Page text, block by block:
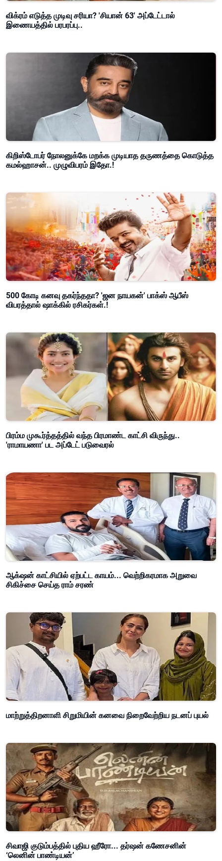
விக்ரம் எடுத்த முடிவு சரியா? 'சியான் 63' அப்டேட்டால்
இணையத்தில் பரபரப்பு..
கிறிஸ்டோபர் நோலனுக்கே மறக்க முடியாத தருணத்தை கொடுத்த
கமல்ஹாசன்.. முழுவிபரம் இதோ.!
500 கோடி கனவு தகர்ந்ததா? 'ஜன நாயகன்' பாக்ஸ் ஆபீஸ்
விபரத்தால் ஷாக்கில் ரசிகர்கள்.!
பிரம்ம முகூர்த்தத்தில் வந்த பிரமாண்ட காட்சி விருந்து..
'ராமாயணா' பட அப்டேட் படுவைரல்
ஆக்‌ஷன் காட்சியில் ஏற்பட்ட காயம்... வெற்றிகரமாக அறுவை
சிகிச்சை செய்த ராம் சரண்
மாற்றுத்திறனாளி சிறுமியின் கனவை நிறைவேற்றிய நடனப் புயல்
சிவாஜி குடும்பத்தில் புதிய ஹீரோ... தர்ஷன் கணேசனின்
‘லெனின் பாண்டியன்’